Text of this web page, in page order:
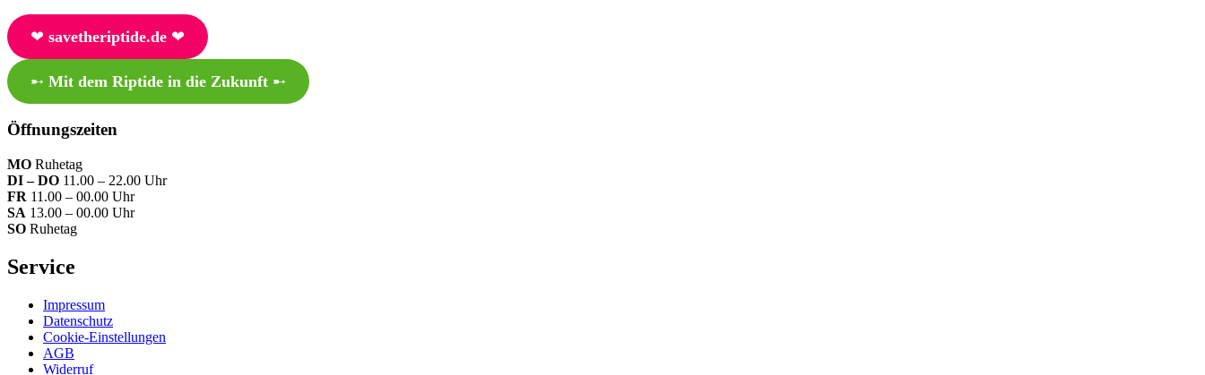
❤︎ savetheriptide.de❤︎
➸ Mit dem Riptide in die Zukunft➸
Öffnungszeiten
MO Ruhetag
DI – DO 11.00 – 22.00 Uhr
FR 11.00 – 00.00 Uhr
SA 13.00 – 00.00 Uhr
SO Ruhetag
Service
Impressum
Datenschutz
Cookie-Einstellungen
AGB
Widerruf